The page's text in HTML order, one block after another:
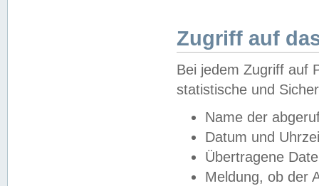
Zugriff auf
Bei jedem Zugriff auf
statistische und
Name der
Datum und
Übertragene
Meldung, ob der